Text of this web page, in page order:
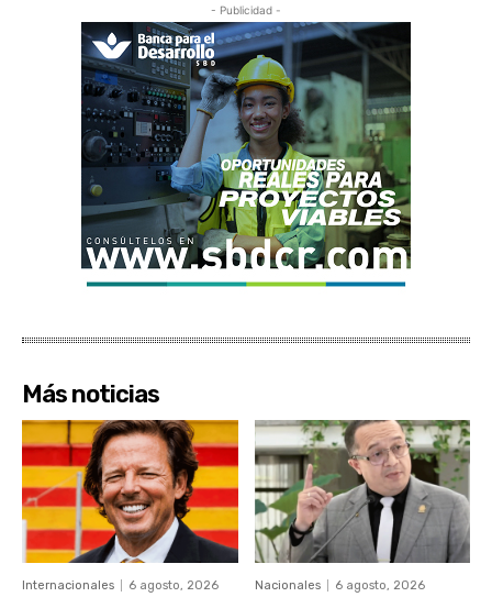
- Publicidad -
Más noticias
Internacionales 6 agosto, 2026 Nacionales 6 agosto, 2026